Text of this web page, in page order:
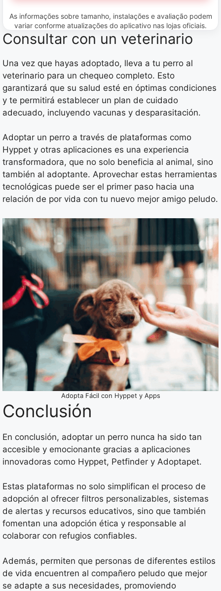
As informações sobre tamanho, instalações e avaliação podem
variar conforme atualizações do aplicativo nas lojas oficiais.
Consultar con un veterinario
Una vez que hayas adoptado, lleva a tu perro al
veterinario para un chequeo completo. Esto
garantizará que su salud esté en óptimas condiciones
y te permitirá establecer un plan de cuidado
adecuado, incluyendo vacunas y desparasitación.
Adoptar un perro a través de plataformas como
Hyppet y otras aplicaciones es una experiencia
transformadora, que no solo beneficia al animal, sino
también al adoptante. Aprovechar estas herramientas
tecnológicas puede ser el primer paso hacia una
relación de por vida con tu nuevo mejor amigo peludo.
Adopta Fácil con Hyppet y Apps
Conclusión
En conclusión, adoptar un perro nunca ha sido tan
accesible y emocionante gracias a aplicaciones
innovadoras como Hyppet, Petfinder y Adoptapet.
Estas plataformas no solo simplifican el proceso de
adopción al ofrecer filtros personalizables, sistemas
de alertas y recursos educativos, sino que también
fomentan una adopción ética y responsable al
colaborar con refugios confiables.
Además, permiten que personas de diferentes estilos
de vida encuentren al compañero peludo que mejor
se adapte a sus necesidades, promoviendo